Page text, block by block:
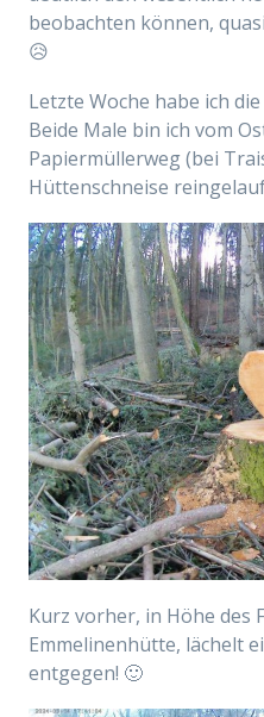
beobachten können,
😥
Letzte Woche habe ich
Beide Male bin ich vom
Papiermüllerweg (bei
Hüttenschneise
Kurz vorher, in Höhe des
Emmelinenhütte, lächelt
entgegen! 🙂